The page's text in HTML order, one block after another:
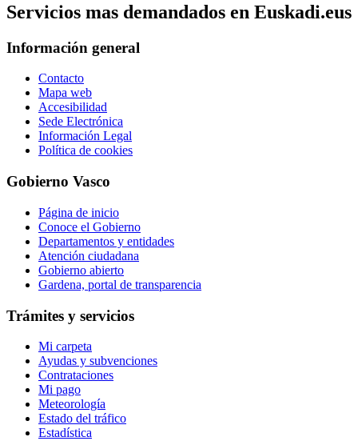
Servicios mas demandados en Euskadi.eus
Información general
Contacto
Mapa web
Accesibilidad
Sede Electrónica
Información Legal
Política de cookies
Gobierno Vasco
Página de inicio
Conoce el Gobierno
Departamentos y entidades
Atención ciudadana
Gobierno abierto
Gardena, portal de transparencia
Trámites y servicios
Mi carpeta
Ayudas y subvenciones
Contrataciones
Mi pago
Meteorología
Estado del tráfico
Estadística